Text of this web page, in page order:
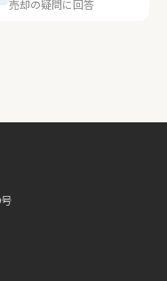
売却の疑問に回答